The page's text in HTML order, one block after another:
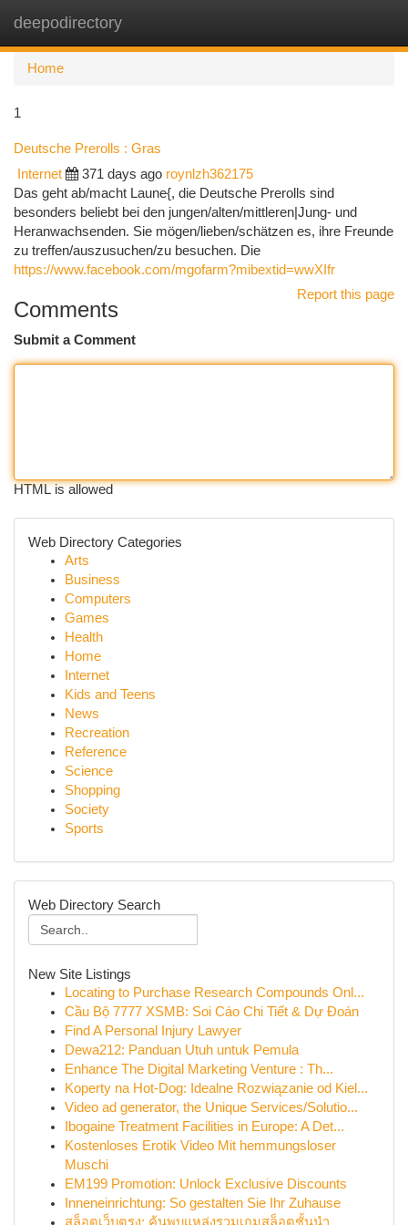
deepodirectory
Home
1
Deutsche Prerolls : Gras
Internet 371 days ago roynlzh362175
Das geht ab/macht Laune{, die Deutsche Prerolls sind
besonders beliebt bei den jungen/alten/mittleren|Jung- und
Heranwachsenden. Sie mögen/lieben/schätzen es, ihre Freunde
zu treffen/auszusuchen/zu besuchen. Die
https://www.facebook.com/mgofarm?mibextid=wwXIfr
Report this page
Comments
Submit a Comment
HTML is allowed
Web Directory Categories
Arts
Business
Computers
Games
Health
Home
Internet
Kids and Teens
News
Recreation
Reference
Science
Shopping
Society
Sports
Web Directory Search
New Site Listings
Locating to Purchase Research Compounds Onl...
Cầu Bộ 7777 XSMB: Soi Cáo Chi Tiết & Dự Đoán
Find A Personal Injury Lawyer
Dewa212: Panduan Utuh untuk Pemula
Enhance The Digital Marketing Venture : Th...
Koperty na Hot-Dog: Idealne Rozwiązanie od Kiel...
Video ad generator, the Unique Services/Solutio...
Ibogaine Treatment Facilities in Europe: A Det...
Kostenloses Erotik Video Mit hemmungsloser
Muschi
EM199 Promotion: Unlock Exclusive Discounts
Inneneinrichtung: So gestalten Sie Ihr Zuhause